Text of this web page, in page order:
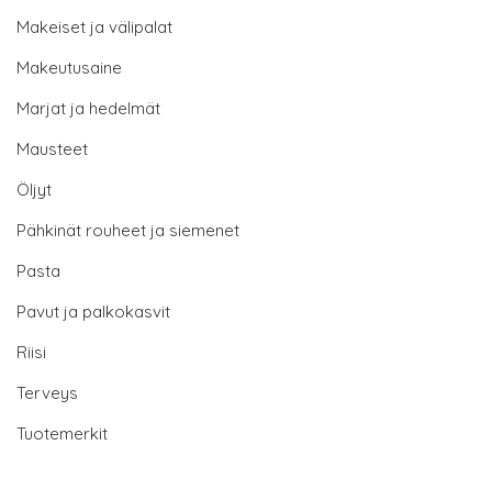
Makeiset ja välipalat
Makeutusaine
Marjat ja hedelmät
Mausteet
Öljyt
Pähkinät rouheet ja siemenet
Pasta
Pavut ja palkokasvit
Riisi
Terveys
Tuotemerkit